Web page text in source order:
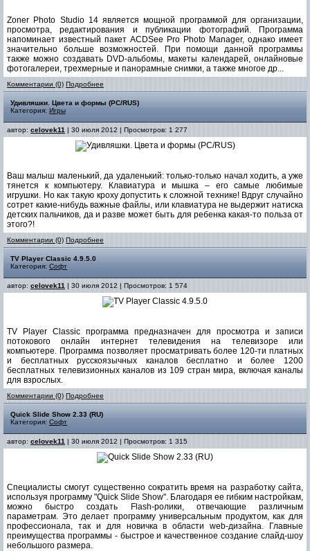
Zoner Photo Studio 14 является мощной программой для организации,
просмотра, редактирования и публикации фотографий. Программа
напоминает известный пакет ACDSee Pro Photo Manager, однако имеет
значительно больше возможностей. При помощи данной программы
также можно создавать DVD-альбомы, макеты календарей, онлайновые
фотогалереи, трехмерные и панорамные снимки, а также многое др...
Комментарии (0) Подробнее
Удивляшки. Цвета и формы (PC/RUS)
Категория: Игры
автор: celovek11 | 30 июля 2012 | Просмотров: 1 277
Ваш малыш маленький, да удаленький: только-только начал ходить, а уже
тянется к компьютеру. Клавиатура и мышка – его самые любимые
игрушки. Но как такую кроху допустить к сложной технике! Вдруг случайно
сотрет какие-нибудь важные файлы, или клавиатура не выдержит натиска
детских пальчиков, да и разве может быть для ребенка какая-то польза от
этого?!
Комментарии (0) Подробнее
TV Player Classic 4.9.5.0
Категория: Софт
автор: celovek11 | 30 июля 2012 | Просмотров: 1 574
TV Player Classic программа предназначен для просмотра и записи
потокового онлайн интернет телевидения на телевизоре или
компьютере. Программа позволяет просматривать более 120-ти платных
и бесплатных русскоязычных каналов бесплатно и более 1200
бесплатных телевизионных каналов из 109 стран мира, включая каналы
для взрослых.
Комментарии (0) Подробнее
Quick Slide Show 2.33 (RU)
Категория: Софт
автор: celovek11 | 30 июля 2012 | Просмотров: 1 315
Специалисты смогут существенно сократить время на разработку сайта,
используя программу "Quick Slide Show". Благодаря ее гибким настройкам,
можно быстро создать Flash-ролики, отвечающие различным
параметрам. Это делает программу универсальным продуктом, как для
профессионала, так и для новичка в области web-дизайна. Главные
преимущества программы - быстрое и качественное создание слайд-шоу
небольшого размера.